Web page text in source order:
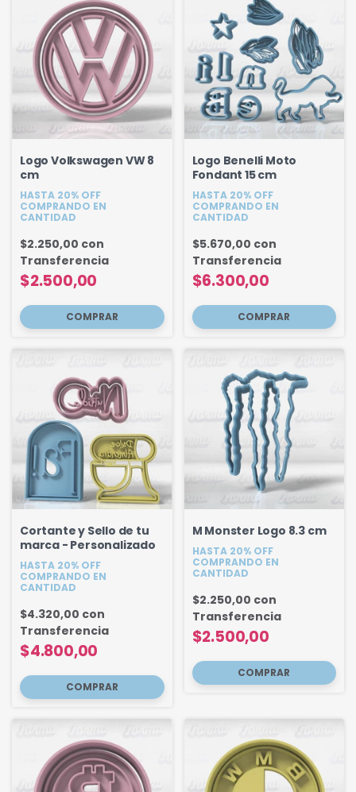
Logo Volkswagen VW 8
cm
HASTA 20% OFF
COMPRANDO EN
CANTIDAD
$2.500,00
$2.250,00 con
Transferencia
Logo Benelli Moto
Fondant 15 cm
HASTA 20% OFF
COMPRANDO EN
CANTIDAD
$6.300,00
$5.670,00 con
Transferencia
Cortante y Sello de tu
marca - Personalizado
HASTA 20% OFF
COMPRANDO EN
CANTIDAD
$4.800,00
$4.320,00 con
Transferencia
M Monster Logo 8.3 cm
HASTA 20% OFF
COMPRANDO EN
CANTIDAD
$2.500,00
$2.250,00 con
Transferencia